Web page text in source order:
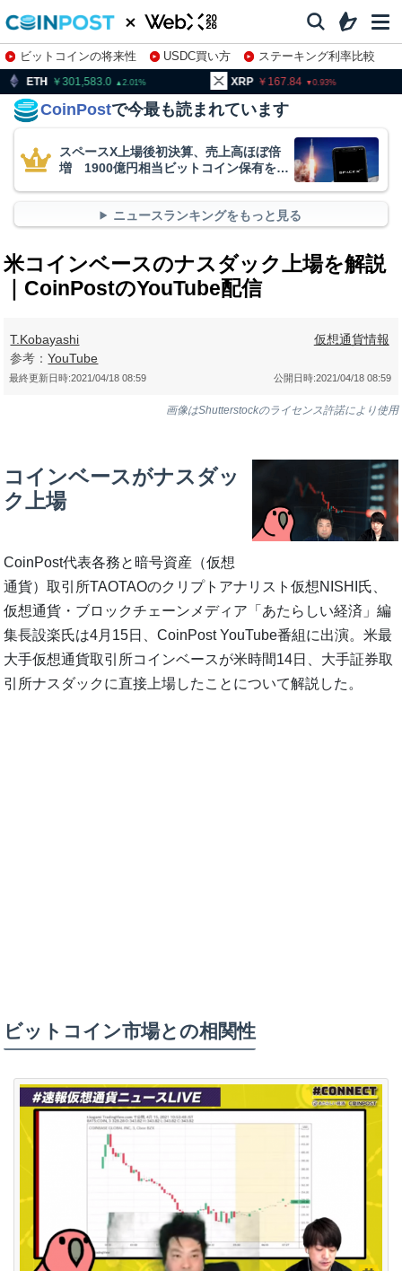
ビットコインの将来性 USDC買い方
ステーキング利率比較
株特集・関連銘柄
2.01 167.84 0.93
CoinPostで今最も読まれています
スペースX上場後初決算、売上高ほぼ倍
増 1900億円相当ビットコイン保有を継
ニュースランキングをもっと見る
米コインベースのナスダック上場を解説
｜CoinPostのYouTube配信
T.Kobayashi
参考：YouTube
仮想通貨情報
公開日時:2021/04/18 08:59
最終更新日時:2021/04/18 08:59
画像はShutterstockのライセンス許諾により使用
コインベースがナスダッ
ク上場
CoinPost代表各務と暗号資産（仮想
通貨）取引所TAOTAOのクリプトアナリスト仮想NISHI氏、
仮想通貨・ブロックチェーンメディア「あたらしい経済」編
集長設楽氏は4月15日、CoinPost YouTube番組に出演。米最
大手仮想通貨取引所コインベースが米時間14日、大手証券取
引所ナスダックに直接上場したことについて解説した。
ビットコイン市場との相関性